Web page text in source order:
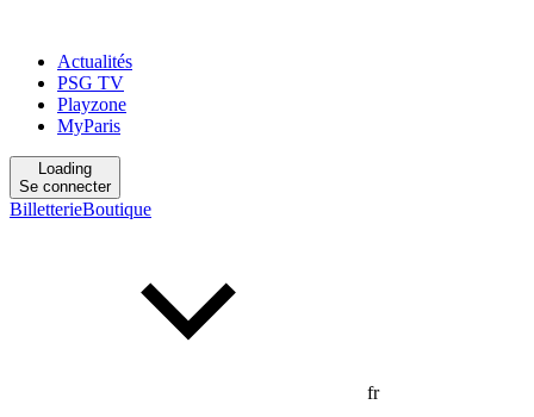
Actualités
PSG TV
Playzone
MyParis
Loading
Se connecter
BilletterieBoutique
fr